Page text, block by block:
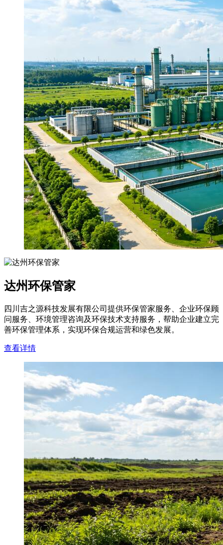
达州环保管家
四川吉之源科技发展有限公司提供环保管家服务、企业环保顾
问服务、环境管理咨询及环保技术支持服务，帮助企业建立完
善环保管理体系，实现环保合规运营和绿色发展。
查看详情